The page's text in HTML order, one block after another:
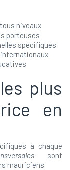
niveaux
porteuses
spécifiques
plus
en
à chaque
sont
mauriciens.